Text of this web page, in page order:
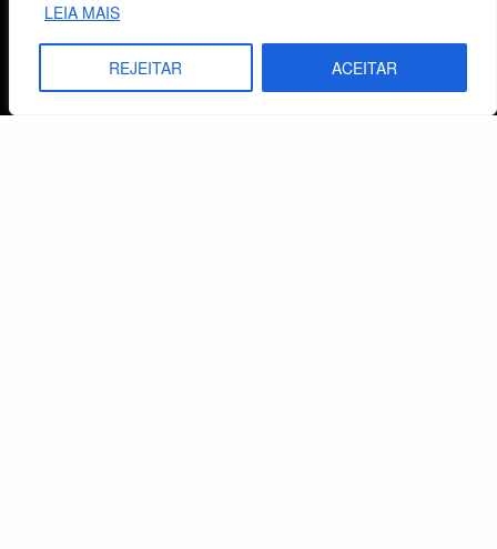
LEIA MAIS
REJEITAR ACEITAR
Carrinho
Lista de Desejos